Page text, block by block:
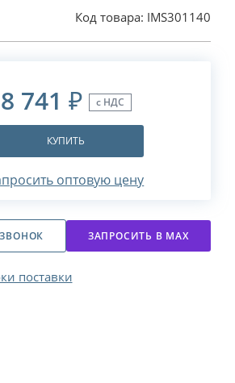
Код товара: IMS301140
741 ₽ с НДС
КУПИТЬ
оптовую цену
ЗАПРОСИТЬ В МАХ
поставки